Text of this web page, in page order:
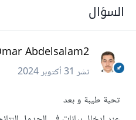
السؤال
Abdelsalam2
نشر31 أكتوبر 2024
تحية طيبة و بعد